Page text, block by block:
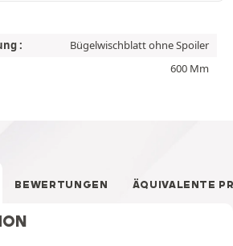
:
Bügelwischblatt ohne Spoiler
600 Mm
BEWERTUNGEN ÄQUIVALENTE